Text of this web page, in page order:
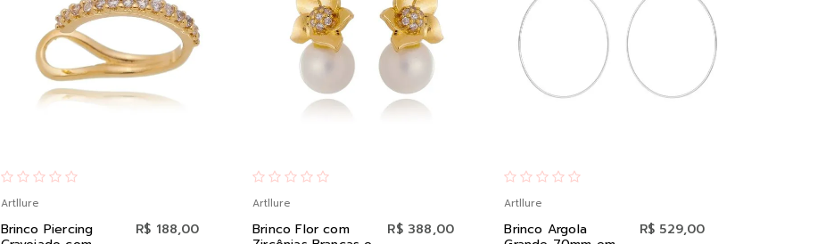
Artllure
Brinco Piercing
R$ 188,00
Artllure
Brinco Flor com
R$ 388,00
Artllure
Brinco Argola
R$ 529,00